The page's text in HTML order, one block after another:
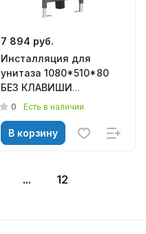
7 894 руб.
Инсталляция для
унитаза 1080*510*80
БЕЗ КЛАВИШИ
KN9722000, KNOIS
0 Есть в наличии
В корзину
... 12